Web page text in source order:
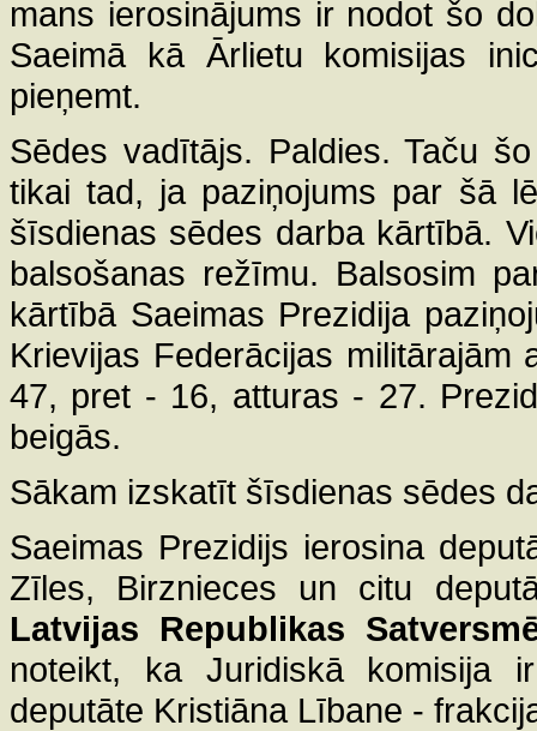
mans ierosinājums ir nodot šo
Saeimā kā Ārlietu komisijas
pieņemt.
Sēdes vadītājs. Paldies. Taču
tikai tad, ja paziņojums par šā
šīsdienas sēdes darba kārtībā.
balsošanas režīmu. Balsosim
kārtībā Saeimas Prezidija
Krievijas Federācijas militārajām
47, pret - 16, atturas - 27.
beigās.
Sākam izskatīt šīsdienas sēdes
Saeimas Prezidijs ierosina
Zīles, Birznieces un citu
Latvijas Republikas
noteikt, ka Juridiskā komisija
deputāte Kristiāna Lībane -